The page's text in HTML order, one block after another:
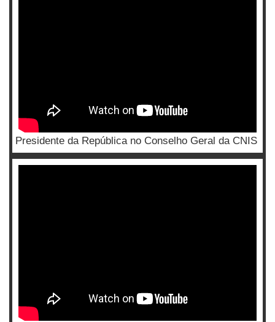
Presidente da República no Conselho Geral da CNIS